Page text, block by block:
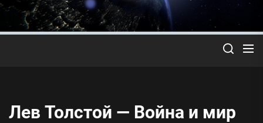
Лев Толстой — Война и мир